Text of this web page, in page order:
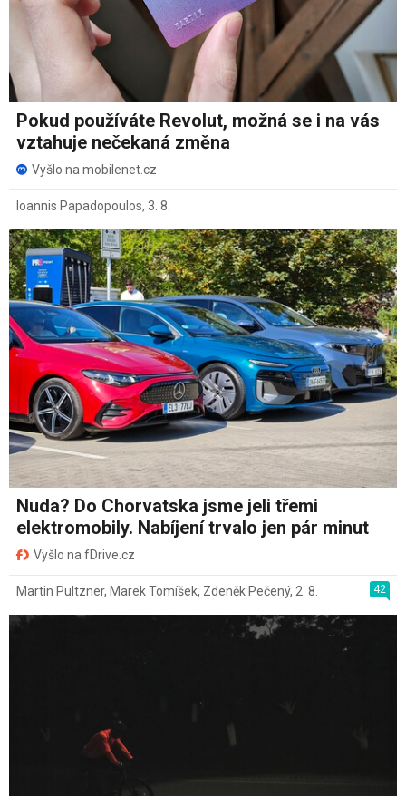
Pokud používáte Revolut, možná se i na vás
vztahuje nečekaná změna
Vyšlo na mobilenet.cz
Ioannis Papadopoulos, 3. 8.
Nuda? Do Chorvatska jsme jeli třemi
elektromobily. Nabíjení trvalo jen pár minut
Vyšlo na fDrive.cz
42
Martin Pultzner, Marek Tomíšek, Zdeněk Pečený, 2. 8.